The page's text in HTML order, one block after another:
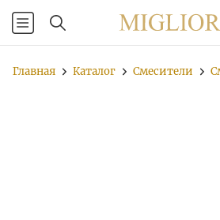
Главная Каталог Смесители